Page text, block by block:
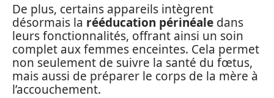
De plus, certains appareils intègrent
désormais la rééducation périnéale dans
leurs fonctionnalités, offrant ainsi un soin
complet aux femmes enceintes. Cela permet
non seulement de suivre la santé du fœtus,
mais aussi de préparer le corps de la mère à
l’accouchement.